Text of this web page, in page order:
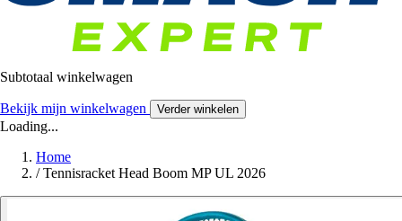
Subtotaal winkelwagen
Bekijk mijn winkelwagen Verder winkelen
Loading...
Home
/ Tennisracket Head Boom MP UL 2026